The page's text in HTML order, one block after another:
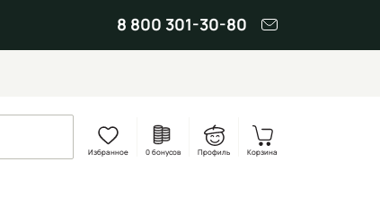
8 800 301-30-80
Избранное 0 бонусов Профиль Корзина